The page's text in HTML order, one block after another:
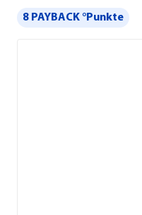
8 PAYBACK °Punkte